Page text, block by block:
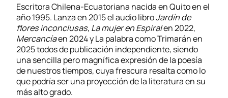
Escritora Chilena-Ecuatoriana nacida en Quito en el
año 1995. Lanza en 2015 el audio libroJardín de
flores inconclusas, La mujer en Espiralen 2022,
Mercancíaen 2024 y La palabra como Trimarán en
2025 todos de publicación independiente, siendo
una sencilla pero magnífica expresión de la poesía
de nuestros tiempos, cuya frescura resalta como lo
que podría ser una proyección de la literatura en su
más alto grado.